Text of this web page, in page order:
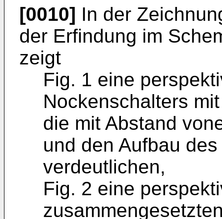
[0010] In der
der Erfindung im
zeigt
Fig. 1 eine
Nockenschalters
die mit Abstand
und den Aufbau
verdeutlichen,
Fig. 2 eine